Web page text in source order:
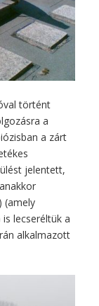
történt
a
a zárt
jelentett,
(amely
lecseréltük a
alkalmazott